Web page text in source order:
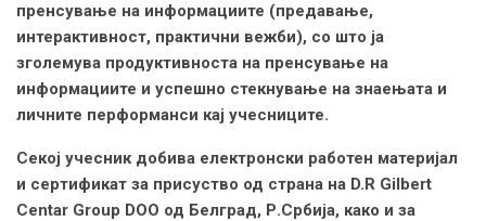
пренсување на информациите (предавање,
интерактивност, практични вежби), со што ја
зголемува продуктивноста на пренсување на
информациите и успешно стекнување на знаењата и
личните перформанси кај учесниците.
Секој учесник добива електронски работен материјал
и сертификат за присуство од страна на D.R Gilbert
Centar Group DOO од Белград, Р.Србија, како и за